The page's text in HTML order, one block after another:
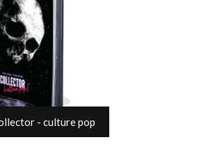
- culture pop